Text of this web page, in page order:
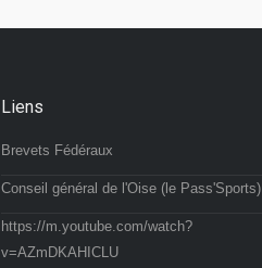
Liens
Brevets Fédéraux
Conseil général de l'Oise (le Pass'Sports)
https://m.youtube.com/watch?
v=AZmDKAHICLU